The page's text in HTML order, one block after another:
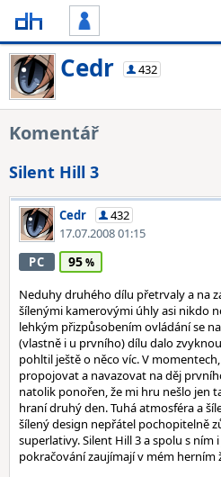
Cedr 432
Komentář
Silent Hill 3
Cedr
432
17.07.2008 01:15
PC 95
Neduhy druhého dílu přetrvaly a na
šílenými kamerovými úhly asi nikdo
lehkým přizpůsobením ovládání se
(vlastně i u prvního) dílu dalo
pohltil ještě o něco víc. V
propojovat a navazovat na děj
natolik ponořen, že mi hru nešlo jen
hraní druhý den. Tuhá atmosféra a
šílený design nepřátel pochopitelně
superlativy. Silent Hill 3 a spolu s
pokračování zaujímají v mém herním